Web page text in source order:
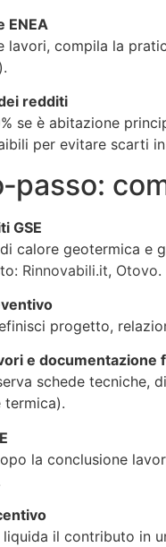
ENEA
compila la
redditi
se è abitazione
per evitare scarti
GSE
calore geotermica e
Rinnovabili.it, Otovo.
progetto,
e documentazione
schede
termica).
la conclusione
liquida il contributo in